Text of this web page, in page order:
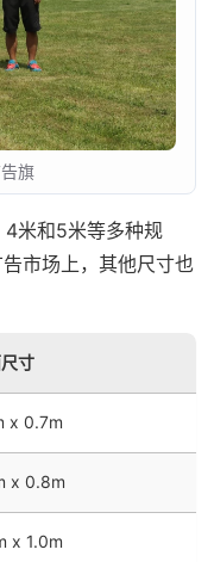
旗
米和5米等多种规
市场上，其他尺寸也
寸
x 0.7m
x 0.8m
x 1.0m